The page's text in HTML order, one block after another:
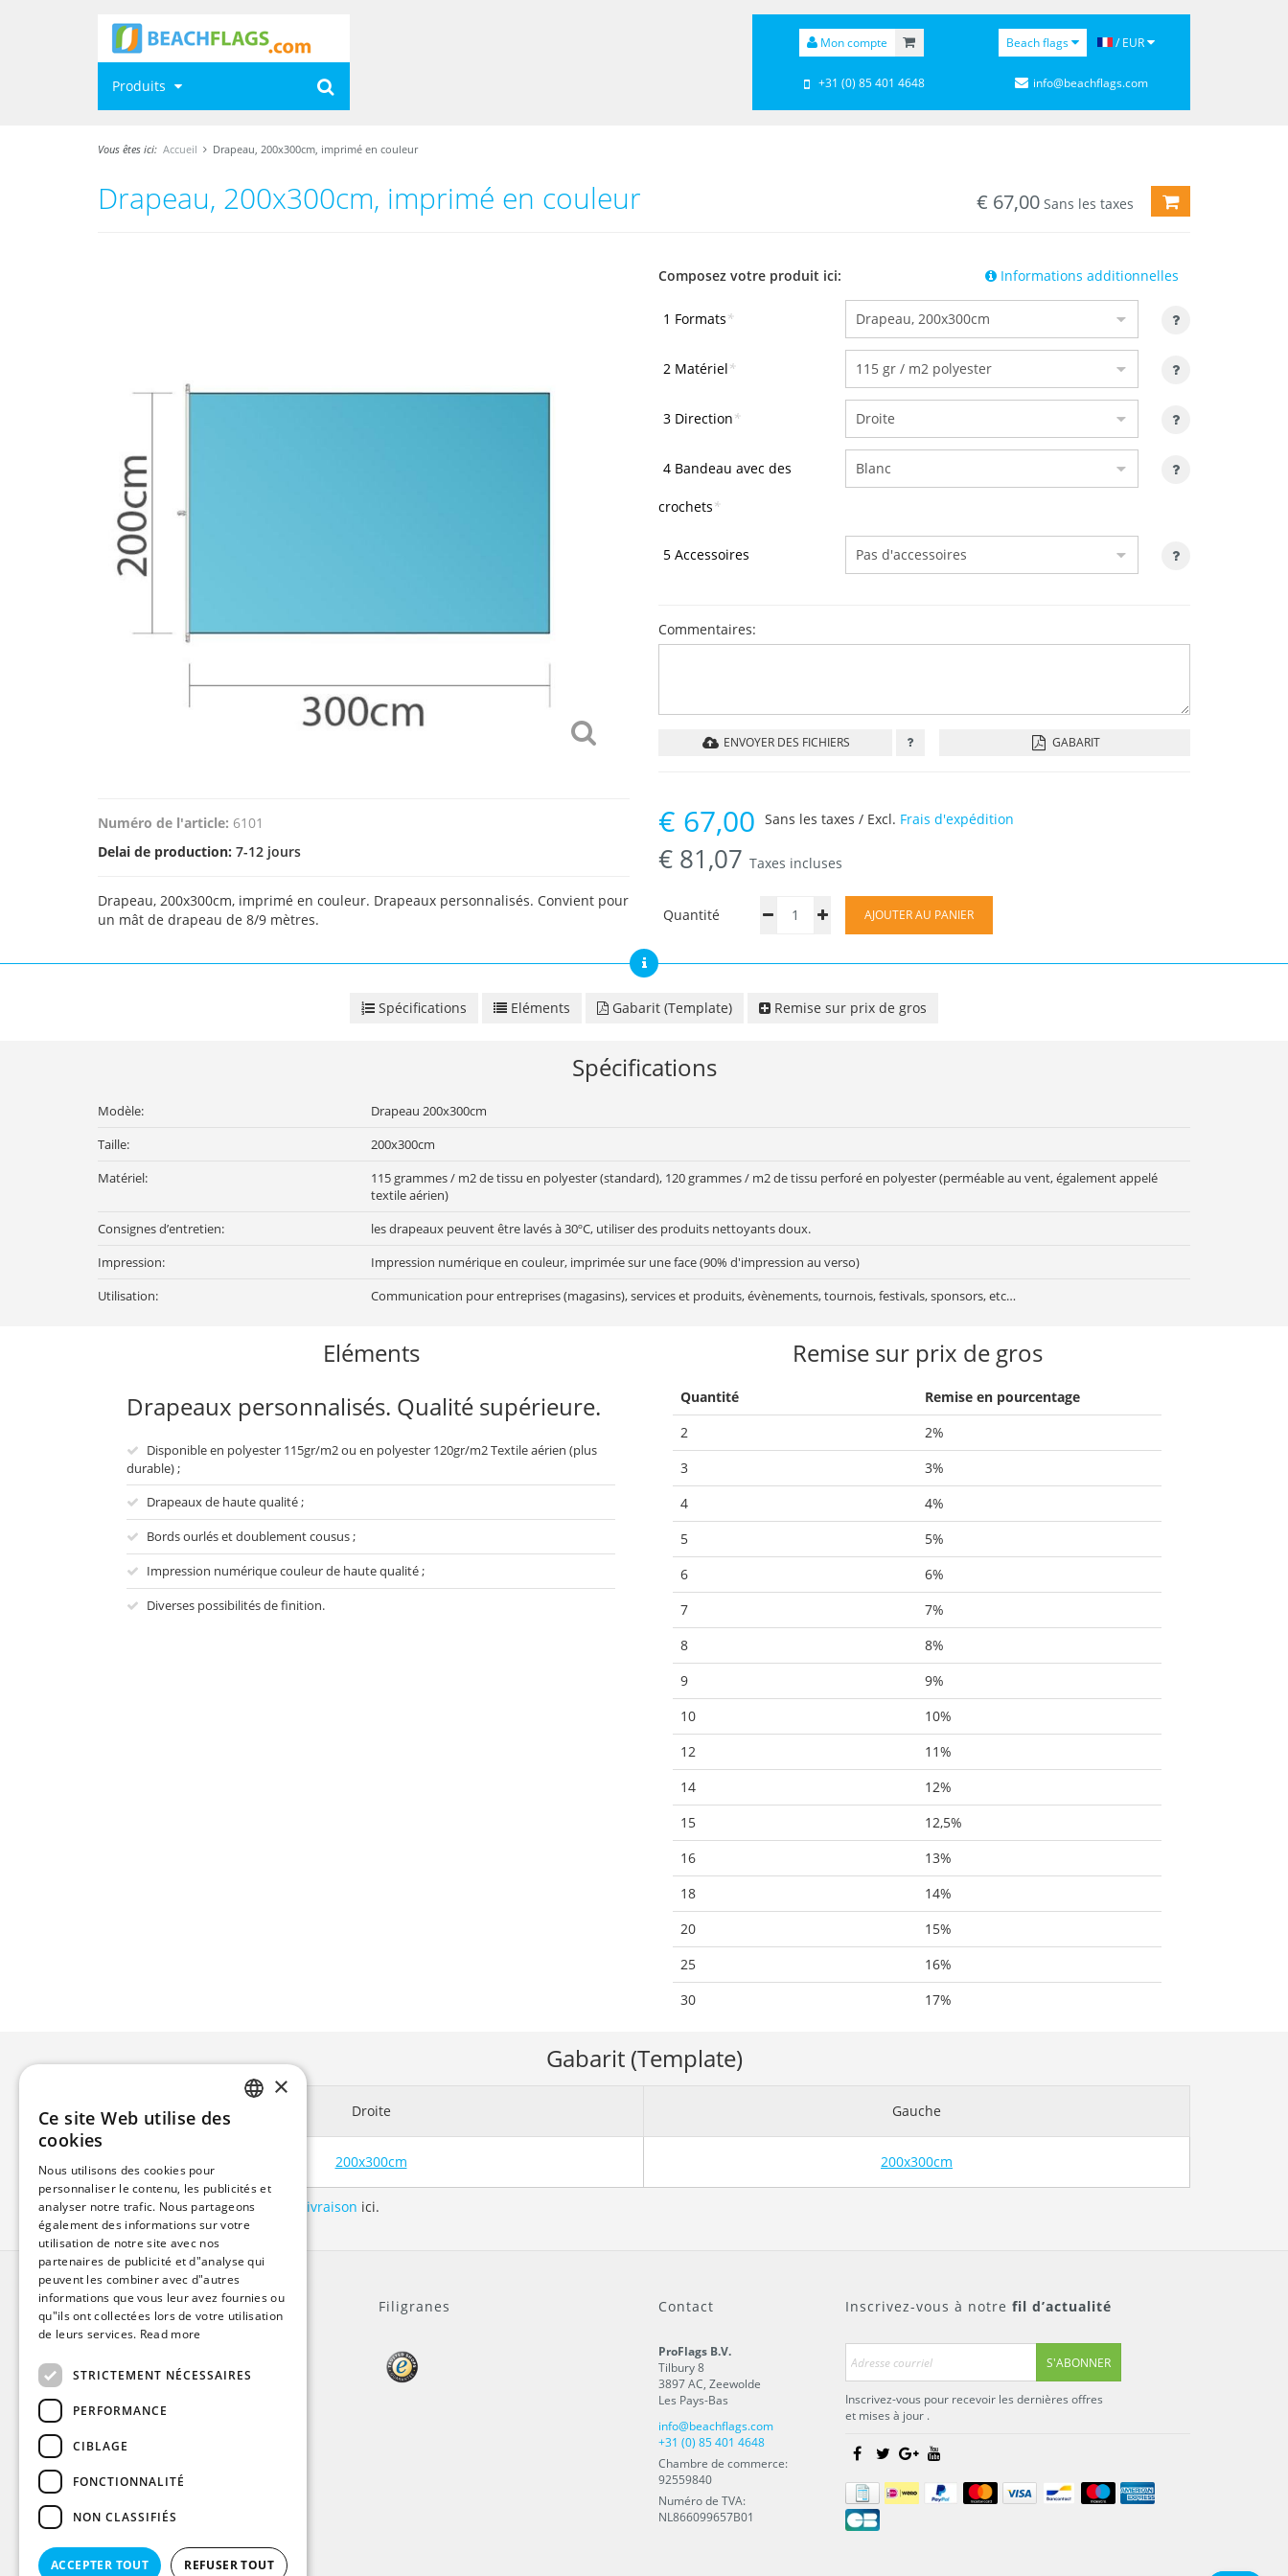
Produits
Mon compte Beach flags / EUR
+31 (0) 85 401 4648 info@beachflags.com
Vous êtes ici: Accueil Drapeau, 200x300cm, imprimé en couleur
Drapeau, 200x300cm, imprimé en couleur € 67,00 Sans les taxes AJOUTER AU
Numéro de l'article: 6101
Delai de production: 7-12 jours
Drapeau, 200x300cm, imprimé en couleur. Drapeaux personnalisés. Convient pour
un mât de drapeau de 8/9 mètres.
Informations additionnelles
Composez votre produit ici:
1 Formats*
2 Matériel*
3 Direction*
4 Bandeau avec des
crochets*
5 Accessoires
Commentaires:
ENVOYER DES FICHIERS GABARIT
€ 67,00
€ 81,07 Taxes incluses
Sans les taxes / Excl. Frais d'expédition
Quantité AJOUTER AU PANIER
Spécifications Eléments Gabarit (Template) Remise sur prix de gros
Spécifications
Modèle:
Drapeau 200x300cm
Taille:
200x300cm
Matériel:
115 grammes / m2 de tissu en polyester (standard), 120 grammes / m2 de tissu perforé en polyester (perméable au vent, également appelé
textile aérien)
Consignes d’entretien:
les drapeaux peuvent être lavés à 30ºC, utiliser des produits nettoyants doux.
Impression:
Impression numérique en couleur, imprimée sur une face (90% d'impression au verso)
Utilisation:
Communication pour entreprises (magasins), services et produits, évènements, tournois, festivals, sponsors, etc…
Eléments
Drapeaux personnalisés. Qualité supérieure.
Disponible en polyester 115gr/m2 ou en polyester 120gr/m2 Textile aérien (plus
durable) ;
Drapeaux de haute qualité ;
Bords ourlés et doublement cousus ;
Impression numérique couleur de haute qualité ;
Diverses possibilités de finition.
Remise sur prix de gros
Quantité
Remise en pourcentage
2
2%
3
3%
4
4%
5
5%
6
6%
7
7%
8
8%
9
9%
10
10%
12
11%
14
12%
15
12,5%
16
13%
18
14%
20
15%
25
16%
30
17%
Gabarit (Template)
Droite Gauche
200x300cm 200x300cm
Consultez nos spécifications de livraison ici.
Général
Mentions légales
Politique de confidentialité
Clause de non-responsabilité
TVA
Plan du site
Filigranes Contact
ProFlags B.V.
Tilbury 8
3897 AC, Zeewolde
Les Pays-Bas
info@beachflags.com
+31 (0) 85 401 4648
Chambre de commerce:
92559840
Numéro de TVA:
NL866099657B01
Inscrivez-vous à notre fil d’actualité
S'ABONNER
Inscrivez-vous pour recevoir les dernières offres
et mises à jour .
GERMAN
FRENCH
×
Ce site Web utilise des
cookies
Nous utilisons des cookies pour
personnaliser le contenu, les publicités et
analyser notre trafic. Nous partageons
également des informations sur votre
utilisation de notre site avec nos
partenaires de publicité et d"analyse qui
peuvent les combiner avec d"autres
informations que vous leur avez fournies ou
qu"ils ont collectées lors de votre utilisation
de leurs services. Read more
STRICTEMENT NÉCESSAIRES
PERFORMANCE
CIBLAGE
FONCTIONNALITÉ
NON CLASSIFIÉS
ACCEPTER TOUT REFUSER TOUT